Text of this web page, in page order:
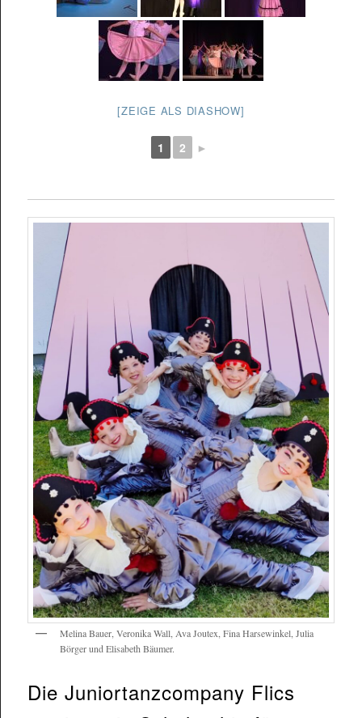
[ZEIGE ALS DIASHOW]
1 2 ►
Melina Bauer, Veronika Wall, Ava Joutex, Fina Harsewinkel, Julia
Börger und Elisabeth Bäumer.
Die Juniortanzcompany Flics